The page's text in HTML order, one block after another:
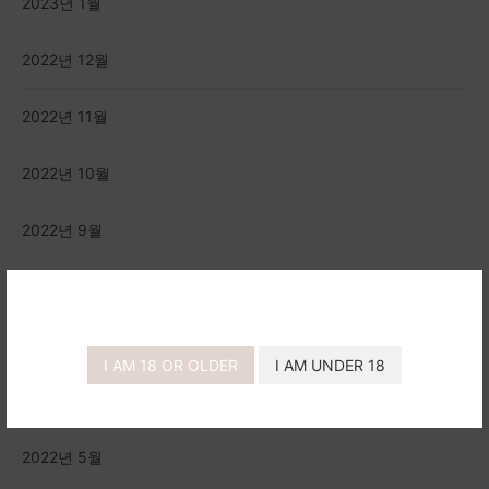
I AM 18 OR OLDER I AM UNDER 18
2022년 12월
2022년 11월
2022년 10월
2022년 9월
2022년 7월
2022년 5월